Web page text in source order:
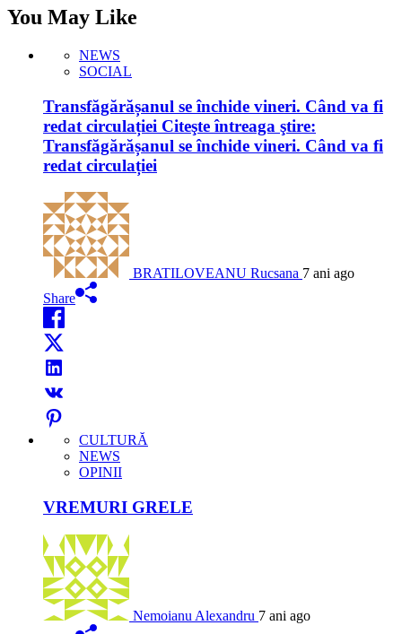
You May Like
NEWS
SOCIAL
Transfăgărășanul se închide vineri. Când va fi
redat circulației Citeşte întreaga ştire:
Transfăgărășanul se închide vineri. Când va fi
redat circulației
BRATILOVEANU Rucsana 7 ani ago
Share
CULTURĂ
NEWS
OPINII
VREMURI GRELE
Nemoianu Alexandru 7 ani ago